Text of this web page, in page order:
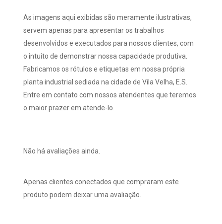
As imagens aqui exibidas são meramente ilustrativas,
servem apenas para apresentar os trabalhos
desenvolvidos e executados para nossos clientes, com
o intuito de demonstrar nossa capacidade produtiva.
Fabricamos os rótulos e etiquetas em nossa própria
planta industrial sediada na cidade de Vila Velha, E.S.
Entre em contato com nossos atendentes que teremos
o maior prazer em atende-lo.
Não há avaliações ainda.
Apenas clientes conectados que compraram este
produto podem deixar uma avaliação.